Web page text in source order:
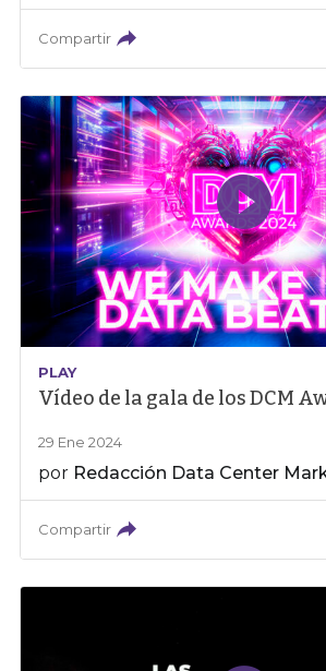
Compartir
PLAY
Vídeo de la gala de los DCM
29 Ene 2024
por Redacción Data Center
Compartir